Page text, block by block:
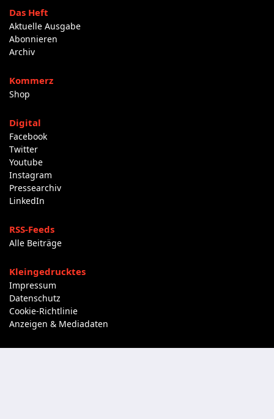
Das Heft
Aktuelle Ausgabe
Abonnieren
Archiv
Kommerz
Shop
Digital
Facebook
Twitter
Youtube
Instagram
Pressearchiv
LinkedIn
RSS-Feeds
Alle Beiträge
Kleingedrucktes
Impressum
Datenschutz
Cookie-Richtlinie
Anzeigen & Mediadaten